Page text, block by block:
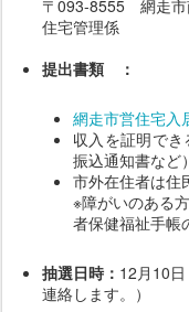
〒093-8555 網走
住宅管理係
提出書類 ：
網走市営住宅入
収入を証明で
振込通知書など）
市外在住者は住
※障がいのある
者保健福祉手帳
抽選日時： 12月10
連絡します。）